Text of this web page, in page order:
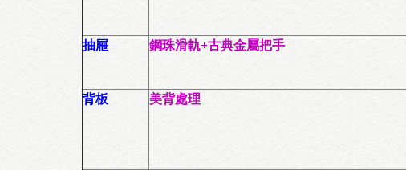
抽屜 鋼珠滑軌+古典金屬把手
背板 美背處理